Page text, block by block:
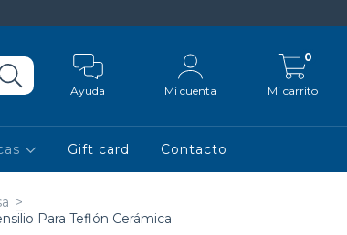
Ayuda Mi cuenta Mi carrito
0
Gift card Contacto
>
Para Teflón Cerámica